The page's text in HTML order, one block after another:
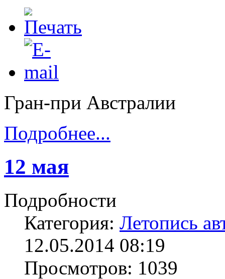
Гран-при Австралии
Подробнее...
12 мая
Подробности
Категория: Летопись
12.05.2014 08:19
Просмотров: 1039